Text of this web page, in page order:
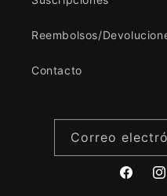
Reembolsos/
Contacto
Correo
Facebook